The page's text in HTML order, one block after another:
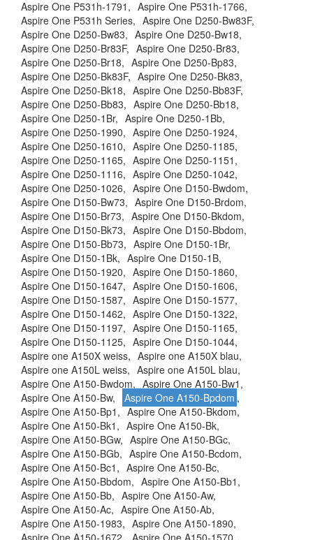
Aspire One P531h-1791, Aspire One P531h-1766,
Aspire One P531h Series, Aspire One D250-Bw83F,
Aspire One D250-Bw83, Aspire One D250-Bw18,
Aspire One D250-Br83F, Aspire One D250-Br83,
Aspire One D250-Br18, Aspire One D250-Bp83,
Aspire One D250-Bk83F, Aspire One D250-Bk83,
Aspire One D250-Bk18, Aspire One D250-Bb83F,
Aspire One D250-Bb83, Aspire One D250-Bb18,
Aspire One D250-1Br, Aspire One D250-1Bb,
Aspire One D250-1990, Aspire One D250-1924,
Aspire One D250-1610, Aspire One D250-1185,
Aspire One D250-1165, Aspire One D250-1151,
Aspire One D250-1116, Aspire One D250-1042,
Aspire One D250-1026, Aspire One D150-Bwdom,
Aspire One D150-Bw73, Aspire One D150-Brdom,
Aspire One D150-Br73, Aspire One D150-Bkdom,
Aspire One D150-Bk73, Aspire One D150-Bbdom,
Aspire One D150-Bb73, Aspire One D150-1Br,
Aspire One D150-1Bk, Aspire One D150-1B,
Aspire One D150-1920, Aspire One D150-1860,
Aspire One D150-1647, Aspire One D150-1606,
Aspire One D150-1587, Aspire One D150-1577,
Aspire One D150-1462, Aspire One D150-1322,
Aspire One D150-1197, Aspire One D150-1165,
Aspire One D150-1125, Aspire One D150-1044,
Aspire one A150X weiss, Aspire one A150X blau,
Aspire one A150L weiss, Aspire one A150L blau,
Aspire One A150-Bwdom, Aspire One A150-Bw1,
Aspire One A150-Bw,
Aspire One A150-Bpdom ,
Aspire One A150-Bp1, Aspire One A150-Bkdom,
Aspire One A150-Bk1, Aspire One A150-Bk,
Aspire One A150-BGw, Aspire One A150-BGc,
Aspire One A150-BGb, Aspire One A150-Bcdom,
Aspire One A150-Bc1, Aspire One A150-Bc,
Aspire One A150-Bbdom, Aspire One A150-Bb1,
Aspire One A150-Bb, Aspire One A150-Aw,
Aspire One A150-Ac, Aspire One A150-Ab,
Aspire One A150-1983, Aspire One A150-1890,